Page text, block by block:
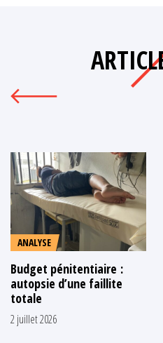
ANALYSE
Budget pénitentiaire :
autopsie d’une faillite
totale
2 juillet 2026